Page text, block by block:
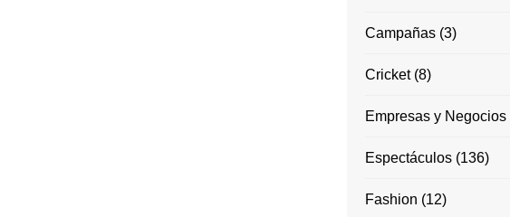
Campañas (3)
Cricket(8)
Empresas y Negocios
Espectáculos (136)
Fashion (12)